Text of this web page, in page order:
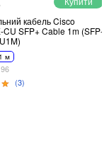
кабель Cisco
CU SFP+ Cable 1m (SFP-
1 м
(3)